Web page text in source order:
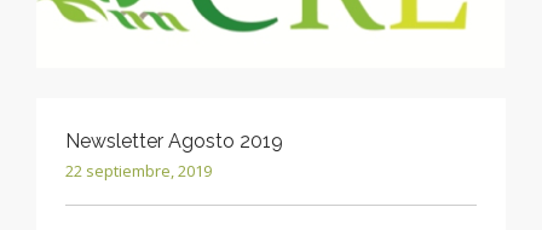
Newsletter Agosto 2019
22 septiembre, 2019